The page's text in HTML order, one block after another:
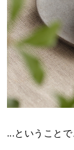
...ということで